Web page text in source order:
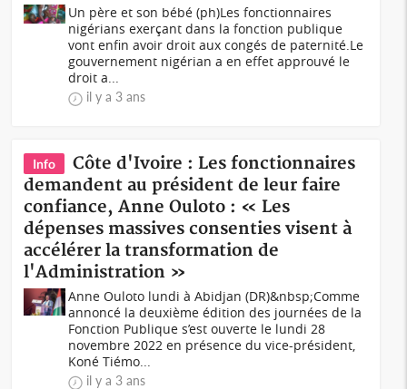
Un père et son bébé (ph)Les fonctionnaires
nigérians exerçant dans la fonction publique
vont enfin avoir droit aux congés de paternité.Le
gouvernement nigérian a en effet approuvé le
droit a...
il y a 3 ans
Info
Côte d'Ivoire : Les fonctionnaires
demandent au président de leur faire
confiance, Anne Ouloto : « Les
dépenses massives consenties visent à
accélérer la transformation de
l'Administration »
Anne Ouloto lundi à Abidjan (DR)&nbsp;Comme
annoncé la deuxième édition des journées de la
Fonction Publique s’est ouverte le lundi 28
novembre 2022 en présence du vice-président,
Koné Tiémo...
il y a 3 ans